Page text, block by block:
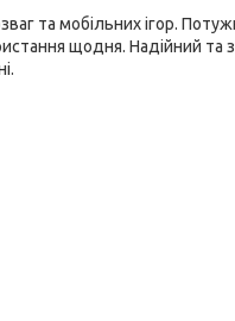
та мобільних ігор.
щодня. Надійний та